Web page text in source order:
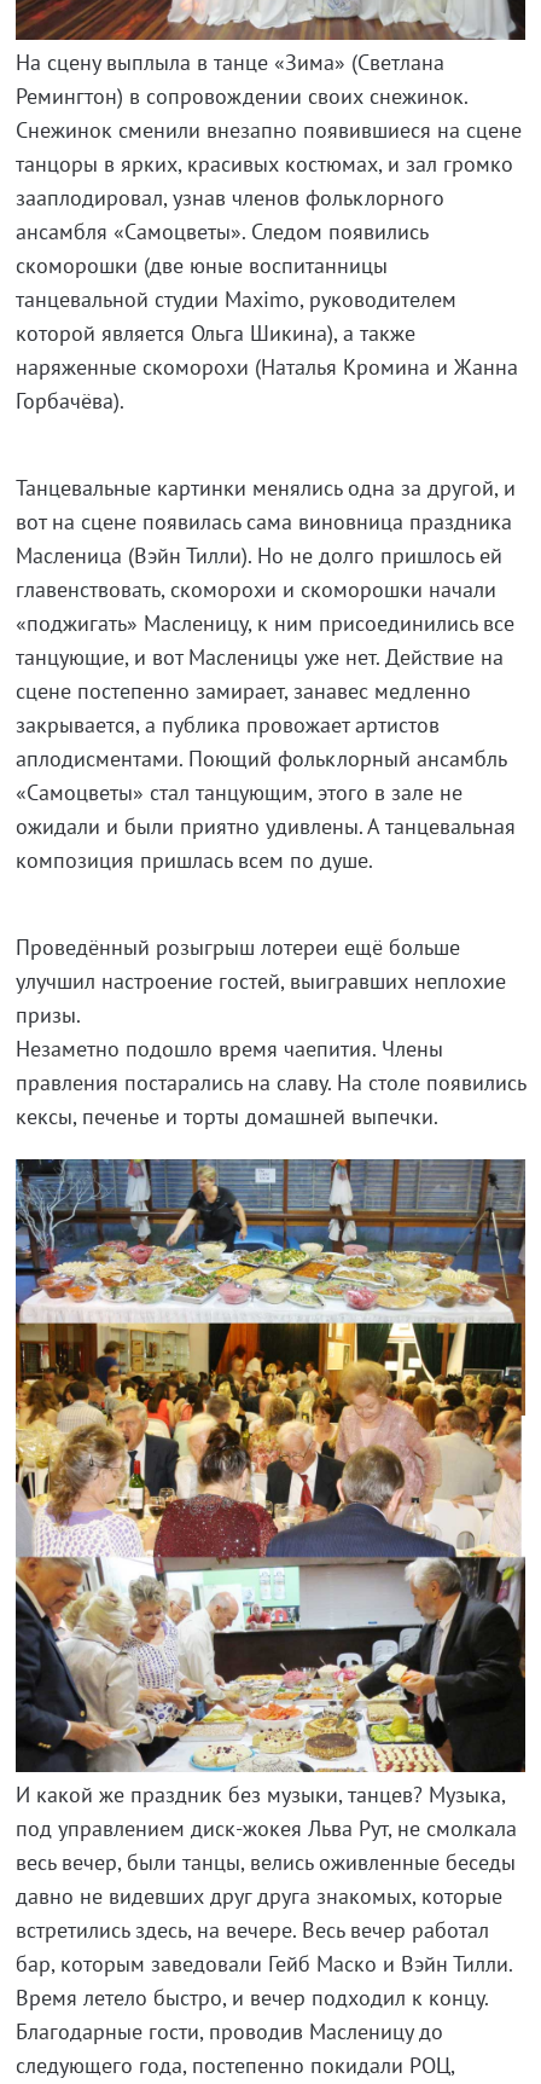
На сцену выплыла в танце «Зима» (Светлана
Ремингтон) в сопровождении своих снежинок.
Снежинок сменили внезапно появившиеся на сцене
танцоры в ярких, красивых костюмах, и зал громко
зааплодировал, узнав членов фольклорного
ансамбля «Самоцветы». Следом появились
скоморошки (две юные воспитанницы
танцевальной студии Maximo, руководителем
которой является Ольга Шикина), а также
наряженные скоморохи (Наталья Кромина и Жанна
Горбачёва).
Танцевальные картинки менялись одна за другой, и
вот на сцене появилась сама виновница праздника
Масленица (Вэйн Тилли). Но не долго пришлось ей
главенствовать, скоморохи и скоморошки начали
«поджигать» Масленицу, к ним присоединились все
танцующие, и вот Масленицы уже нет. Действие на
сцене постепенно замирает, занавес медленно
закрывается, а публика провожает артистов
аплодисментами. Поющий фольклорный ансамбль
«Самоцветы» стал танцующим, этого в зале не
ожидали и были приятно удивлены. А танцевальная
композиция пришлась всем по душе.
Проведённый розыгрыш лотереи ещё больше
улучшил настроение гостей, выигравших неплохие
призы.
Незаметно подошло время чаепития. Члены
правления постарались на славу. На столе появились
кексы, печенье и торты домашней выпечки.
И какой же праздник без музыки, танцев? Музыка,
под управлением диск-жокея Льва Рут, не смолкала
весь вечер, были танцы, велись оживленные беседы
давно не видевших друг друга знакомых, которые
встретились здесь, на вечере. Весь вечер работал
бар, которым заведовали Гейб Маско и Вэйн Тилли.
Время летело быстро, и вечер подходил к концу.
Благодарные гости, проводив Масленицу до
следующего года, постепенно покидали РОЦ,